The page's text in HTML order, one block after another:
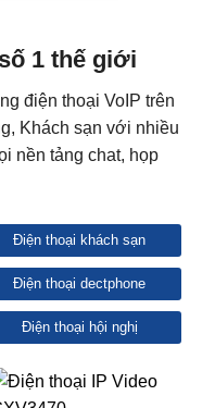
1 thế giới
điện thoại VoIP trên
Khách sạn với nhiều
nền tảng chat, họp
Điện thoại khách sạn
Điện thoại dectphone
Điện thoại hội nghị